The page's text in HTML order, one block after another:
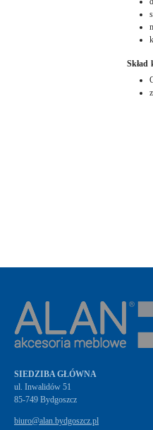
Skład
SIEDZIBA GŁÓWNA
ul. Inwalidów 51
biuro@alan.bydgoszcz.pl